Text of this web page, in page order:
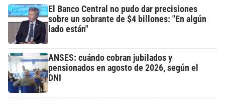
El Banco Central no pudo dar precisiones
sobre un sobrante de $4 billones: "En algún
lado están"
ANSES: cuándo cobran jubilados y
pensionados en agosto de 2026, según el
DNI